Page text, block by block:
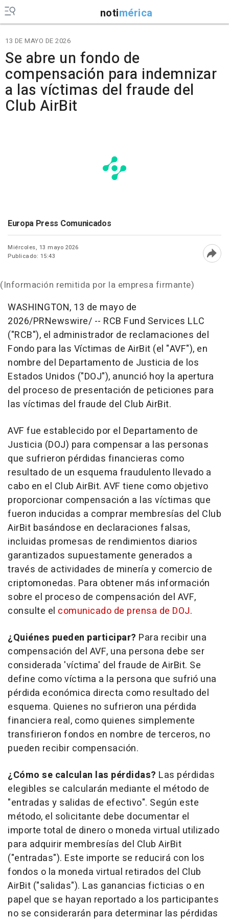
notimérica
13 DE MAYO DE 2026
Se abre un fondo de
compensación para indemnizar
a las víctimas del fraude del
Club AirBit
Europa Press Comunicados
Miércoles, 13 mayo 2026
Publicado: 15:43
(Información remitida por la empresa firmante)
WASHINGTON, 13 de mayo de
2026/PRNewswire/ -- RCB Fund Services LLC
("RCB"), el administrador de reclamaciones del
Fondo para las Víctimas de AirBit (el "AVF"), en
nombre del Departamento de Justicia de los
Estados Unidos ("DOJ"), anunció hoy la apertura
del proceso de presentación de peticiones para
las víctimas del fraude del Club AirBit.
AVF fue establecido por el Departamento de
Justicia (DOJ) para compensar a las personas
que sufrieron pérdidas financieras como
resultado de un esquema fraudulento llevado a
cabo en el Club AirBit. AVF tiene como objetivo
proporcionar compensación a las víctimas que
fueron inducidas a comprar membresías del Club
AirBit basándose en declaraciones falsas,
incluidas promesas de rendimientos diarios
garantizados supuestamente generados a
través de actividades de minería y comercio de
criptomonedas. Para obtener más información
sobre el proceso de compensación del AVF,
consulte el comunicado de prensa de DOJ.
¿Quiénes pueden participar? Para recibir una
compensación del AVF, una persona debe ser
considerada 'víctima' del fraude de AirBit. Se
define como víctima a la persona que sufrió una
pérdida económica directa como resultado del
esquema. Quienes no sufrieron una pérdida
financiera real, como quienes simplemente
transfirieron fondos en nombre de terceros, no
pueden recibir compensación.
¿Cómo se calculan las pérdidas? Las pérdidas
elegibles se calcularán mediante el método de
"entradas y salidas de efectivo". Según este
método, el solicitante debe documentar el
importe total de dinero o moneda virtual utilizado
para adquirir membresías del Club AirBit
("entradas"). Este importe se reducirá con los
fondos o la moneda virtual retirados del Club
AirBit ("salidas"). Las ganancias ficticias o en
papel que se hayan reportado a los participantes
no se considerarán para determinar las pérdidas